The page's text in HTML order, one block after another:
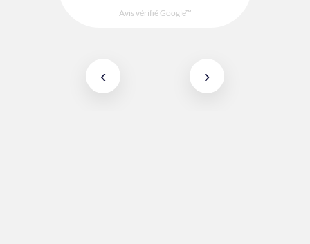
Avis vérifié Google™